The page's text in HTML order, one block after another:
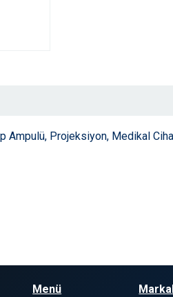
Ampulü, Projeksiyon, Medikal
Menü